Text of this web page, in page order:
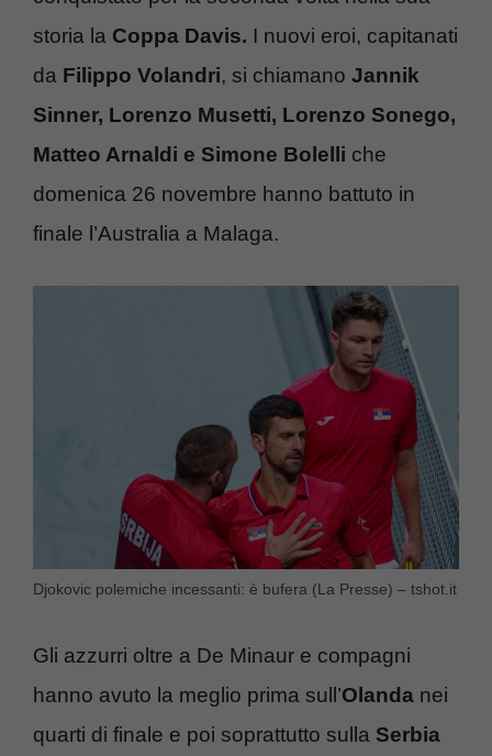
storia la Coppa Davis. I nuovi eroi, capitanati
da Filippo Volandri, si chiamano Jannik
Sinner, Lorenzo Musetti, Lorenzo Sonego,
Matteo Arnaldi e Simone Bolelli che
domenica 26 novembre hanno battuto in
finale l’Australia a Malaga.
Djokovic polemiche incessanti: è bufera (La Presse) – tshot.it
Gli azzurri oltre a De Minaur e compagni
hanno avuto la meglio prima sull’Olanda nei
quarti di finale e poi soprattutto sulla Serbia